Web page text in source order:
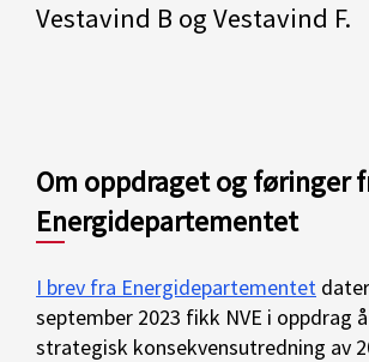
Vestavind B og Vestavind F.
Om oppdraget og føringer
Energidepartementet
I brev fra Energidepartementet
september 2023 fikk NVE i oppdrag
strategisk konsekvensutredning av